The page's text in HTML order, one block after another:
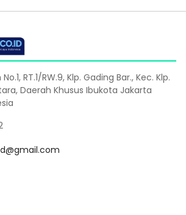
RT.1/RW.9, Klp. Gading Bar., Kec. Klp.
Daerah Khusus Ibukota Jakarta